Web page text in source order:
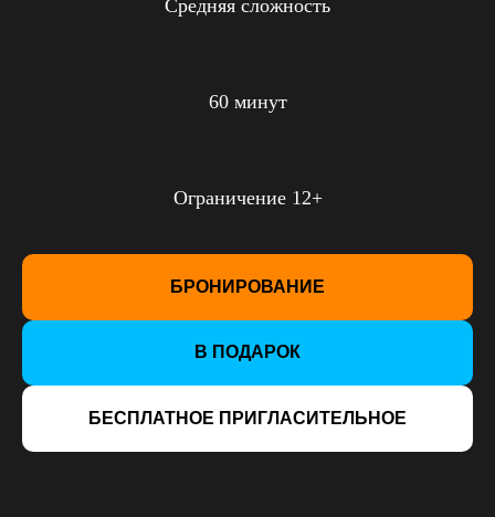
Средняя сложность
60 минут
Ограничение 12+
БРОНИРОВАНИЕ
В ПОДАРОК
БЕСПЛАТНОЕ ПРИГЛАСИТЕЛЬНОЕ